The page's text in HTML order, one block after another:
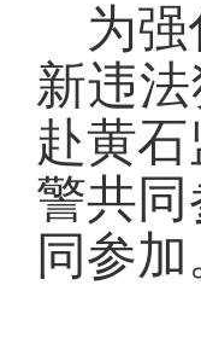
为
新违
赴黄
警共
同参加